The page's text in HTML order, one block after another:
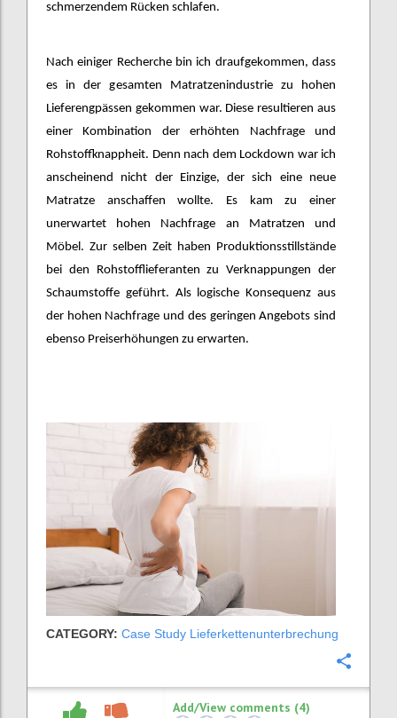
schmerzendem Rücken schlafen.
Nach einiger Recherche bin ich draufgekommen, dass
es in der gesamten Matratzenindustrie zu hohen
Lieferengpässen gekommen war. Diese resultieren aus
einer Kombination der erhöhten Nachfrage und
Rohstoffknappheit. Denn nach dem Lockdown war ich
anscheinend nicht der Einzige, der sich eine neue
Matratze anschaffen wollte. Es kam zu einer
unerwartet hohen Nachfrage an Matratzen und
Möbel. Zur selben Zeit haben Produktionsstillstände
bei den Rohstofflieferanten zu Verknappungen der
Schaumstoffe geführt. Als logische Konsequenz aus
der hohen Nachfrage und des geringen Angebots sind
ebenso Preiserhöhungen zu erwarten.
CATEGORY: Case Study Lieferkettenunterbrechung
Add/View comments (4)